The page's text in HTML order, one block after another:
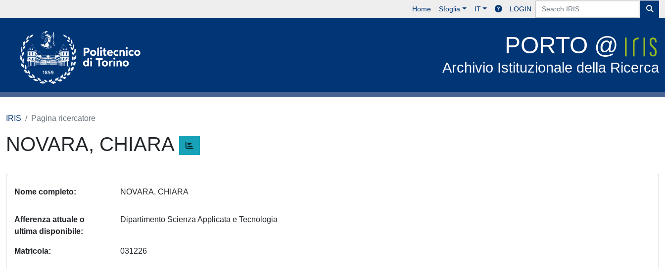
Home Sfoglia IT LOGIN
PORTO @
Archivio Istituzionale della Ricerca
IRIS Pagina ricercatore
NOVARA, CHIARA
Nome completo NOVARA, CHIARA
Afferenza attuale o
ultima disponibile
Dipartimento Scienza Applicata e Tecnologia
Matricola 031226